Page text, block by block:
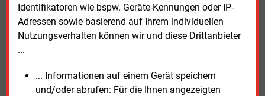
Identifikatoren wie bspw. Geräte-Kennungen oder IP-
Adressen sowie basierend auf Ihrem individuellen
Nutzungsverhalten können wir und diese Drittanbieter
...
... Informationen auf einem Gerät speichern
und/oder abrufen: Für die Ihnen angezeigten
Neuzulassungen im April zu verzeichnen. Gegenüber
dem Vorjahresmonat entspricht dies einem Minus
von 45,9 Prozent. Bei der Betrachtung der Monate
Januar bis April bedeuten die 5.820 im laufenden
vier Monaten 2024 ein Minus von 60,4 Prozent.